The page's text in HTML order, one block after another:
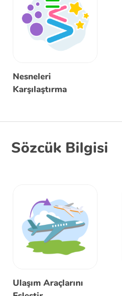
Nesneleri
Karşılaştırma
Sözcük Bilgisi
Ulaşım Araçlarını